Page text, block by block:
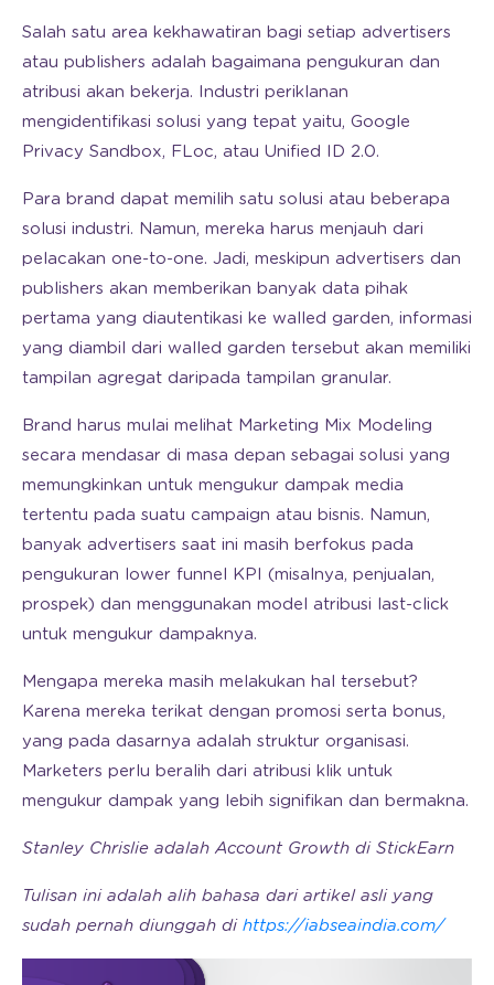
Salah satu area kekhawatiran bagi setiap advertisers
atau publishers adalah bagaimana pengukuran dan
atribusi akan bekerja. Industri periklanan
mengidentifikasi solusi yang tepat yaitu, Google
Privacy Sandbox, FLoc, atau Unified ID 2.0.
Para brand dapat memilih satu solusi atau beberapa
solusi industri. Namun, mereka harus menjauh dari
pelacakan one-to-one. Jadi, meskipun advertisers dan
publishers akan memberikan banyak data pihak
pertama yang diautentikasi ke walled garden, informasi
yang diambil dari walled garden tersebut akan memiliki
tampilan agregat daripada tampilan granular.
Brand harus mulai melihat Marketing Mix Modeling
secara mendasar di masa depan sebagai solusi yang
memungkinkan untuk mengukur dampak media
tertentu pada suatu campaign atau bisnis. Namun,
banyak advertisers saat ini masih berfokus pada
pengukuran lower funnel KPI (misalnya, penjualan,
prospek) dan menggunakan model atribusi last-click
untuk mengukur dampaknya.
Mengapa mereka masih melakukan hal tersebut?
Karena mereka terikat dengan promosi serta bonus,
yang pada dasarnya adalah struktur organisasi.
Marketers perlu beralih dari atribusi klik untuk
mengukur dampak yang lebih signifikan dan bermakna.
Stanley Chrislie adalah Account Growth di StickEarn
Tulisan ini adalah alih bahasa dari artikel asli yang
sudah pernah diunggah di https://iabseaindia.com/